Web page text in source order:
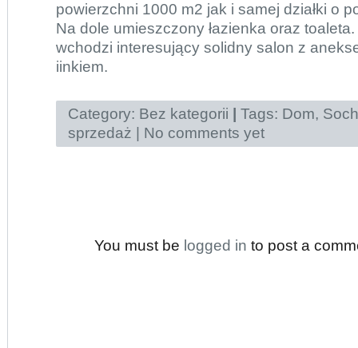
powierzchni 1000 m2 jak i samej działki o
Na dole umieszczony łazienka oraz toaleta.
wchodzi interesujący solidny salon z
iinkiem.
Category: Bez kategorii Tags: Dom,
sprzedaż
No comments yet
You must be logged in to post a